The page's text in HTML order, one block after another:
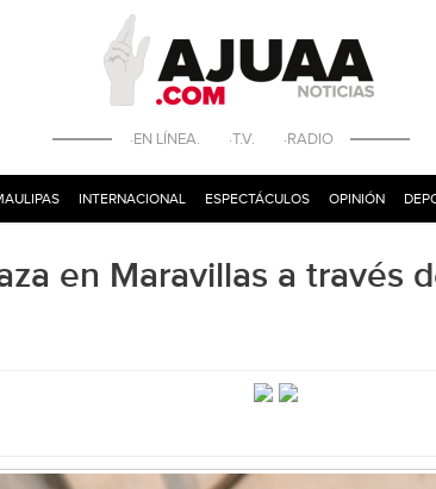
·EN LÍNEA. ·T.V. ·RADIO
INTERNACIONAL ESPECTÁCULOS OPINIÓN
en Maravillas a través